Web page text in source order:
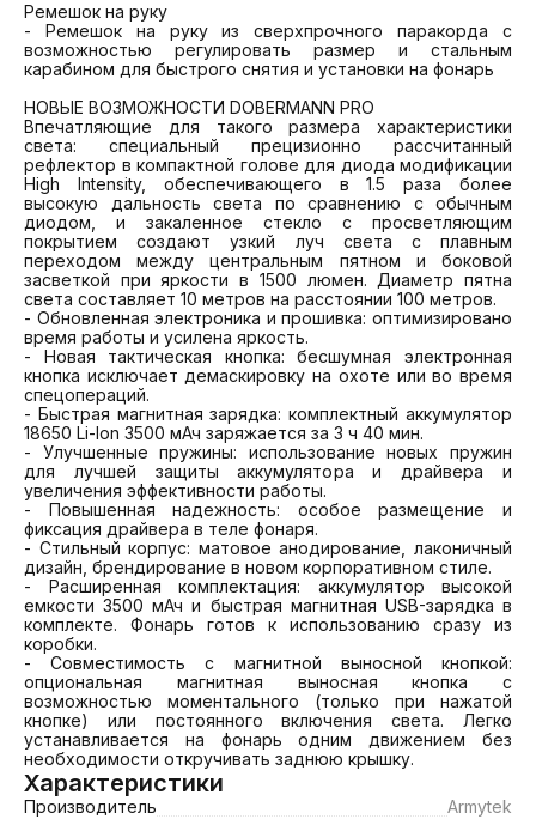
Ремешок на руку
- Ремешок на руку из сверхпрочного паракорда с
возможностью регулировать размер и стальным
карабином для быстрого снятия и установки на фонарь
НОВЫЕ ВОЗМОЖНОСТИ DOBERMANN PRO
Впечатляющие для такого размера характеристики
света: специальный прецизионно рассчитанный
рефлектор в компактной голове для диода модификации
High Intensity, обеспечивающего в 1.5 раза более
высокую дальность света по сравнению с обычным
диодом, и закаленное стекло с просветляющим
покрытием создают узкий луч света с плавным
переходом между центральным пятном и боковой
засветкой при яркости в 1500 люмен. Диаметр пятна
света составляет 10 метров на расстоянии 100 метров.
- Обновленная электроника и прошивка: оптимизировано
время работы и усилена яркость.
- Новая тактическая кнопка: бесшумная электронная
кнопка исключает демаскировку на охоте или во время
спецопераций.
- Быстрая магнитная зарядка: комплектный аккумулятор
18650 Li-Ion 3500 мАч заряжается за 3 ч 40 мин.
- Улучшенные пружины: использование новых пружин
для лучшей защиты аккумулятора и драйвера и
увеличения эффективности работы.
- Повышенная надежность: особое размещение и
фиксация драйвера в теле фонаря.
- Стильный корпус: матовое анодирование, лаконичный
дизайн, брендирование в новом корпоративном стиле.
- Расширенная комплектация: аккумулятор высокой
емкости 3500 мАч и быстрая магнитная USB-зарядка в
комплекте. Фонарь готов к использованию сразу из
коробки.
- Совместимость с магнитной выносной кнопкой:
опциональная магнитная выносная кнопка с
возможностью моментального (только при нажатой
кнопке) или постоянного включения света. Легко
устанавливается на фонарь одним движением без
необходимости откручивать заднюю крышку.
Характеристики
Производитель
Armytek